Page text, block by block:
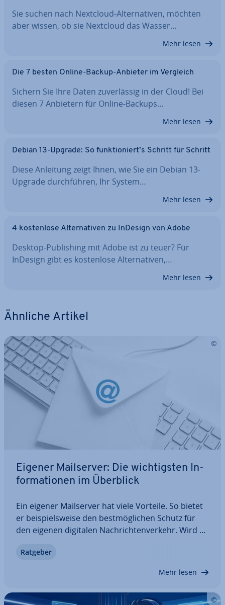
Sie suchen nach Nextcloud-Al­ter­na­ti­ven, möchten
aber wissen, ob sie Nextcloud das Wasser…
Mehr lesen
Die 7 besten Online-Backup-Anbieter im Vergleich
Sichern Sie Ihre Daten zu­ver­läs­sig in der Cloud! Bei
diesen 7 Anbietern für Online-Backups…
Mehr lesen
Debian 13-Upgrade: So funk­tio­niert’s Schritt für Schritt
Diese Anleitung zeigt Ihnen, wie Sie ein Debian 13-
Upgrade durch­füh­ren, Ihr System…
Mehr lesen
4 kos­ten­lo­se Al­ter­na­ti­ven zu InDesign von Adobe
Desktop-Pu­bli­shing mit Adobe ist zu teuer? Für
InDesign gibt es kos­ten­lo­se Al­ter­na­ti­ven,…
Mehr lesen
Ähnliche Artikel
Eigener Mail­ser­ver: Die wich­tigs­ten In­
for­ma­tio­nen im Überblick
Ein eigener Mail­ser­ver hat viele Vorteile. So bietet
er bei­spiels­wei­se den best­mög­li­chen Schutz für
den eigenen digitalen Nach­rich­ten­ver­kehr. Wird er
hier auch Probleme entstehen. Wir erklären Ihnen,
Ratgeber
Mehr lesen